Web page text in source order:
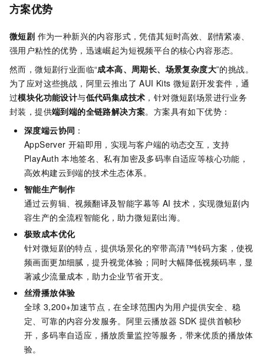
方案优势
微短剧 作为一种新兴的内容形式，凭借其短时高效、剧情紧凑、
强用户粘性的优势，迅速崛起为短视频平台的核心内容形态。
然而，微短剧行业面临“成本高、周期长、场景复杂度大”的挑战。
为了应对这些挑战，阿里云推出了 AUI Kits 微短剧开发套件，通
过模块化功能设计与低代码集成技术 ，针对微短剧场景进行业务
封装，提供端到端的全链路解决方案。方案具有如下优势：
深度端云协同 ：
AppServer 开箱即用，实现与客户端的动态交互，支持
PlayAuth 本地签名、私有加密及多码率自适应等核心功能，
高效构建云到端的技术生态体系。
智能生产制作
通过云剪辑、视频翻译及智能字幕等 AI 技术，实现微短剧内
容生产的全流程智能化，助力微短剧出海。
极致成本优化
针对微短剧的特点，提供场景化的窄带高清™转码方案，使视
频画面更加细腻，提升视觉体验；同时大幅降低视频码率，显
著减少流量成本，助力企业节省开支。
丝滑播放体验
全球 3,200+加速节点，在全球范围内为用户提供安全、稳
定、可靠的内容分发服务。阿里云播放器 SDK 提供首帧秒
开，多码率自适应，播放质量监控等服务，带来优质的播放体
验。